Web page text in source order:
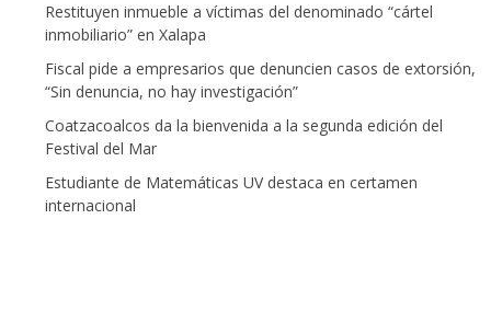
Restituyen inmueble a víctimas del denominado “cártel
inmobiliario” en Xalapa
Fiscal pide a empresarios que denuncien casos de extorsión,
“Sin denuncia, no hay investigación”
Coatzacoalcos da la bienvenida a la segunda edición del
Festival del Mar
Estudiante de Matemáticas UV destaca en certamen
internacional